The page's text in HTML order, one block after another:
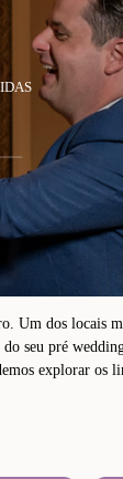
Um dos locais
seu pré
explorar os